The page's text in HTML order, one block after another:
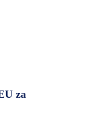
za